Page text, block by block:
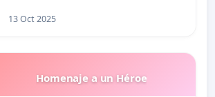
13 Oct 2025
Homenaje a un Héroe